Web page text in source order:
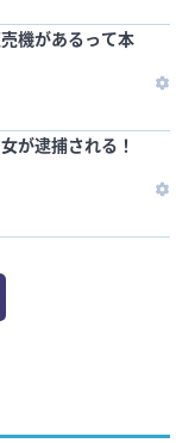
機があるって本
が逮捕される！